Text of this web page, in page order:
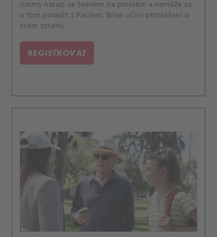
Jimmy narazí se Seanem na problém a nemůže se
o tom poradit s Paulem. Brian učiní prohlášení o
svém vztahu.
REGISTROVAT